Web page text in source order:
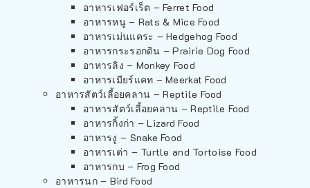
อาหารเฟอร์เร็ต – Ferret Food
อาหารหนู – Rats & Mice Food
อาหารเม่นแคระ – Hedgehog Food
อาหารกระรอกดิน – Prairie Dog Food
อาหารลิง – Monkey Food
อาหารเมียร์แคท – Meerkat Food
อาหารสัตว์เลี้อยคลาน – Reptile Food
อาหารสัตว์เลี้อยคลาน – Reptile Food
อาหารกิ้งก่า – Lizard Food
อาหารงู – Snake Food
อาหารเต่า – Turtle and Tortoise Food
อาหารกบ – Frog Food
อาหารนก – Bird Food